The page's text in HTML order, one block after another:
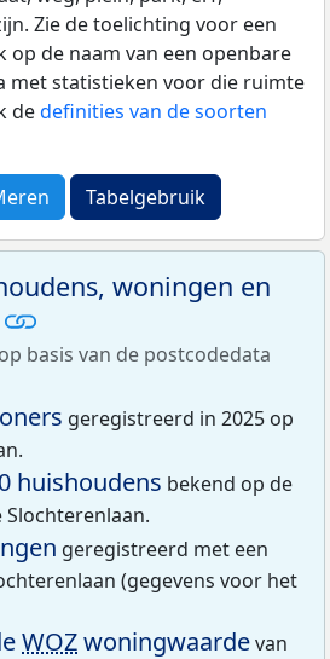
Zie de toelichting voor een
op de naam van een openbare
met statistieken voor die ruimte
dedefinities van de soorten
Tabelgebruik
woningen en
basis van de postcodedata
geregistreerd in 2025 op
huishoudens bekend op de
Slochterenlaan.
geregistreerd met een
(gegevens voor het
WOZwoningwaardevan